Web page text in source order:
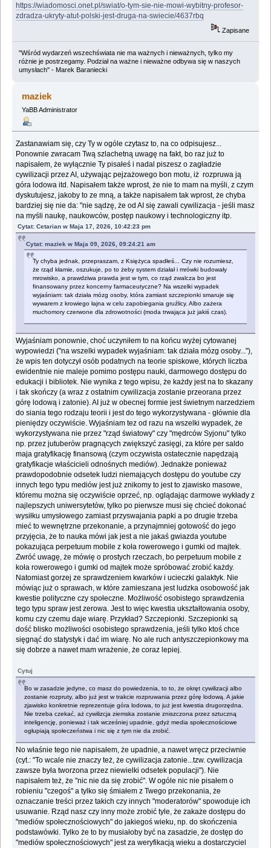
https://wiadomosci.onet.pl/swiat/o-tym-sie-nie-mowi-wybitny-profesor-
zdradza-ukryty-atut-polski-jest-druga-na-swiecie/4637rbq
Zapisane
"Wśród wydarzeń wszechświata nie ma ważnych i nieważnych, tylko my
różnie je postrzegamy. Podział na ważne i nieważne odbywa się w naszych
umysłach" - Marek Baraniecki
maziek
YaBB Administrator
Zastanawiam się, czy Ty w ogóle czytasz to, na co odpisujesz...
Ponownie zwracam Twą szlachetną uwagę na fakt, bo raz już to
napisałem, że wyłącznie Ty pisałeś i nadal piszesz o zagładzie
cywilizacji przez AI, używając pejzażowego bon motu, iż rozpruwa ją
góra lodowa itd. Napisałem także wprost, że nie to mam na myśli, z czym
dyskutujesz, jakoby to ze mną, a także napisałem tak wprost, że chyba
bardziej się nie da: "nie sądzę, że od AI się zawali cywilizacja - jeśli masz
na myśli naukę, naukowców, postęp naukowy i technologiczny itp.
Cytat: Cetarian w Maja 17, 2026, 10:42:23 pm
Cytat: maziek w Maja 09, 2026, 09:24:21 am
Ty chyba jednak, przepraszam, z Księżyca spadłeś... Czy nie rozumiesz,
że rząd kłamie, oszukuje, po to żeby system działał i mrówki budowały
mrowisko, a prawdziwa prawda jest w tym, co rząd zwalcza bo jest
finansowany przez koncerny farmaceutyczne? Na wszelki wypadek
wyjaśniam: tak działa mózg osoby, która zamiast szczepionki smaruje się
wywarem z krowiego łajna w celu zapobiegania gruźlicy. Albo zażera
muchomory czerwone dla zdrowotności (moda trwająca już jakiś czas).
Wyjaśniam ponownie, choć uczyniłem to na końcu wyżej cytowanej
wypowiedzi ("na wszelki wypadek wyjaśniam: tak działa mózg osoby..."),
że wpis ten dotyczył osób podatnych na teorie spiskowe, których liczba
ewidentnie nie maleje pomimo postępu nauki, darmowego dostępu do
edukacji i bibliotek. Nie wynika z tego wpisu, że każdy jest na to skazany
i tak skończy (a wraz z ostatnim cywilizacja zostanie przeorana przez
górę lodową i zatonie). AI już w obecnej formie jest świetnym narzedziem
do siania tego rodzaju teorii i jest do tego wykorzystywana - głównie dla
pieniędzy oczywiście. Wyjaśniam tez od razu na wszelki wypadek, że
wykorzystywana nie przez "rząd światowy" czy "mędrców Syjonu" tylko
np. przez jutuberów pragnących zwiększyć zasięgi, za które per saldo
maja gratyfikację finansową (czym oczywista ostatecznie napędzają
gratyfikacje właścicieli odnośnych mediów). Jednakże ponieważ
prawdopodobnie odsetek ludzi niemających dostępu do youtube czy
innych tego typu mediów jest już znikomy to jest to zjawisko masowe,
któremu można się oczywiście oprzeć, np. oglądając darmowe wykłady z
najlepszych uniwersytetów, tylko po pierwsze musi się chcieć dokonać
wysiłku umysłowego zamiast przyswajania papki a po drugie trzeba
mieć to wewnętrzne przekonanie, a przynajmniej gotowość do jego
przyjęcia, że to nauka mówi jak jest a nie jakaś gwiazda youtube
pokazująca perpetuum mobile z koła rowerowego i gumki od majtek.
Zwróć uwagę, że mówię o prostych rzeczach, bo perpetuum mobile z
koła rowerowego i gumki od majtek może spróbować zrobić każdy.
Natomiast gorzej ze sprawdzeniem kwarków i ucieczki galaktyk. Nie
mówiąc już o sprawach, w które zamieszana jest ludzka osobowość jak
kwestie polityczne czy społeczne. Możliwość osobistego sprawdzenia
tego typu spraw jest zerowa. Jest to więc kwestia ukształtowania osoby,
komu czy czemu daje wiarę. Przykład? Szczepionki. Szczepionki są
dość blisko możliwości osobistego sprawdzenia, jeśli tylko ktoś chce
sięgnąć do statystyk i dać im wiarę. No ale ruch antyszczepionkowy ma
się dobrze a nawet mam wrażenie, że coraz lepiej.
Cytuj
Bo w zasadzie jedyne, co masz do powiedzenia, to to, że okręt cywilizacji albo
zostanie rozpruty, albo już jest w trakcie rozpruwania przez górę lodową. A jakie
zjawisko konkretnie reprezentuje góra lodowa, to już jest kwestia drugorzędna.
Nie trzeba czekać, aż cywilizcja ziemska zostanie zniszczona przez sztuczną
inteligencję, ponieważ i tak wcześniej upadnie, gdyż media społecznościowe
ogłupiają społeczeństwa i nic się z tym nie da zrobić.
No właśnie tego nie napisałem, że upadnie, a nawet wręcz przeciwnie
(cyt.: "To wcale nie znaczy też, że cywilizacja zatonie...tzw. cywilizacja
zawsze była tworzona przez niewielki odsetek populacji"). Nie
napisałem też, że "nic nie da się zrobić". W ogóle nic nie pisałem o
robieniu "czegoś" a tylko się śmiałem z Twego przekonania, że
oznaczanie treści przez takich czy innych "moderatorów" spowoduje ich
usuwanie. Rząd nasz czy inny może zrobić tyle, że zakaże dostępu do
"mediów społecznościowych" do jakiegoś wieku, np. do skończenia
podstawówki. Tylko że to by musiałoby być na zasadzie, że dostęp do
"mediów społecznościowych" jest za weryfikacją wieku a dostarczyciel